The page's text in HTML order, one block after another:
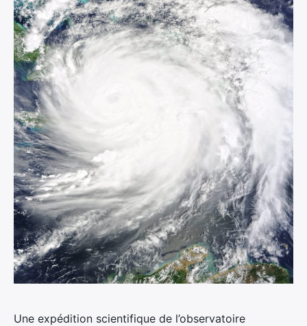
Une expédition scientifique de l’observatoire